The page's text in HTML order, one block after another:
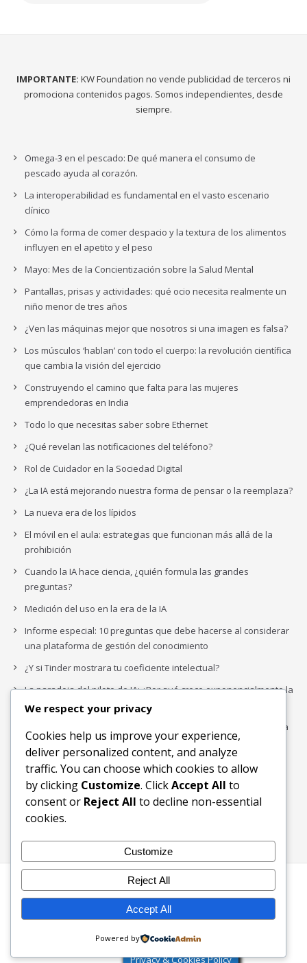
IMPORTANTE: KW Foundation no vende publicidad de terceros ni
promociona contenidos pagos. Somos independientes, desde
siempre.
Omega-3 en el pescado: De qué manera el consumo de
pescado ayuda al corazón.
La interoperabilidad es fundamental en el vasto escenario
clínico
Cómo la forma de comer despacio y la textura de los alimentos
influyen en el apetito y el peso
Mayo: Mes de la Concientización sobre la Salud Mental
Pantallas, prisas y actividades: qué ocio necesita realmente un
niño menor de tres años
¿Ven las máquinas mejor que nosotros si una imagen es falsa?
Los músculos ‘hablan’ con todo el cuerpo: la revolución científica
que cambia la visión del ejercicio
Construyendo el camino que falta para las mujeres
emprendedoras en India
Todo lo que necesitas saber sobre Ethernet
¿Qué revelan las notificaciones del teléfono?
Rol de Cuidador en la Sociedad Digital
¿La IA está mejorando nuestra forma de pensar o la reemplaza?
La nueva era de los lípidos
El móvil en el aula: estrategias que funcionan más allá de la
prohibición
Cuando la IA hace ciencia, ¿quién formula las grandes
preguntas?
Medición del uso en la era de la IA
Informe especial: 10 preguntas que debe hacerse al considerar
una plataforma de gestión del conocimiento
¿Y si Tinder mostrara tu coeficiente intelectual?
La paradoja del piloto de IA: ¿Por qué crece exponencialmente la
complejidad de la IA empresarial?
Los organigramas de marketing se crearon para los canales. La
IA acaba de dejarlos obsoletos.
Buscar
Buscar
Inicio Blog
Bloques Temáticos
Contactos
Privacy & Cookies Policy
We respect your privacy
Cookies help us improve your experience,
deliver personalized content, and analyze
traffic. You can choose which cookies to allow
by clicking Customize. ClickAccept All to
consent or Reject All to decline non-essential
cookies.
Customize
Reject All
Accept All
Powered by